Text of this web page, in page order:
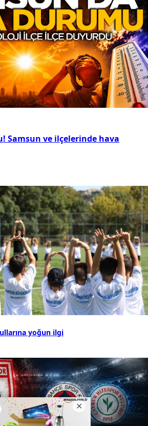
Samsun ve ilçelerinde hava
yoğun ilgi